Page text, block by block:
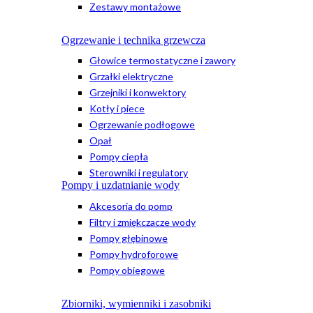
Zestawy montażowe
Ogrzewanie i technika grzewcza
Głowice termostatyczne i zawory
Grzałki elektryczne
Grzejniki i konwektory
Kotły i piece
Ogrzewanie podłogowe
Opał
Pompy ciepła
Sterowniki i regulatory
Pompy i uzdatnianie wody
Akcesoria do pomp
Filtry i zmiękczacze wody
Pompy głębinowe
Pompy hydroforowe
Pompy obiegowe
Zbiorniki, wymienniki i zasobniki